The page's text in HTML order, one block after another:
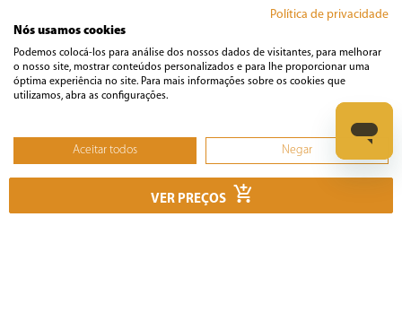
VER PREÇOS
Ferramentas
Esmerilhadeira
Furadeira
Martelete
Política de privacidade
Nós usamos cookies
Podemos colocá-los para análise dos nossos dados de visitantes, para melhorar
o nosso site, mostrar conteúdos personalizados e para lhe proporcionar uma
óptima experiência no site. Para mais informações sobre os cookies que
utilizamos, abra as configurações.
Aceitar todos Negar